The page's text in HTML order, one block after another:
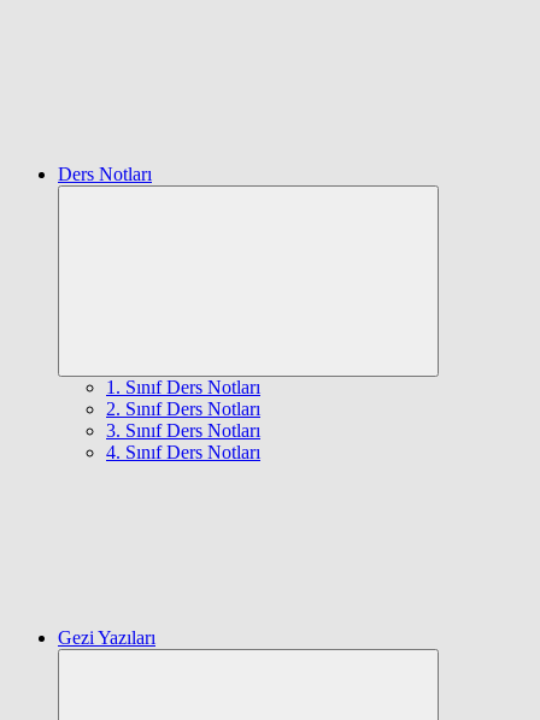
Ders Notları
1. Sınıf Ders Notları
2. Sınıf Ders Notları
3. Sınıf Ders Notları
4. Sınıf Ders Notları
Gezi Yazıları